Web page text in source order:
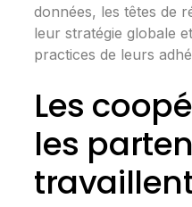
données, les têtes de
leur stratégie globale
practices de leurs
Le­s
les